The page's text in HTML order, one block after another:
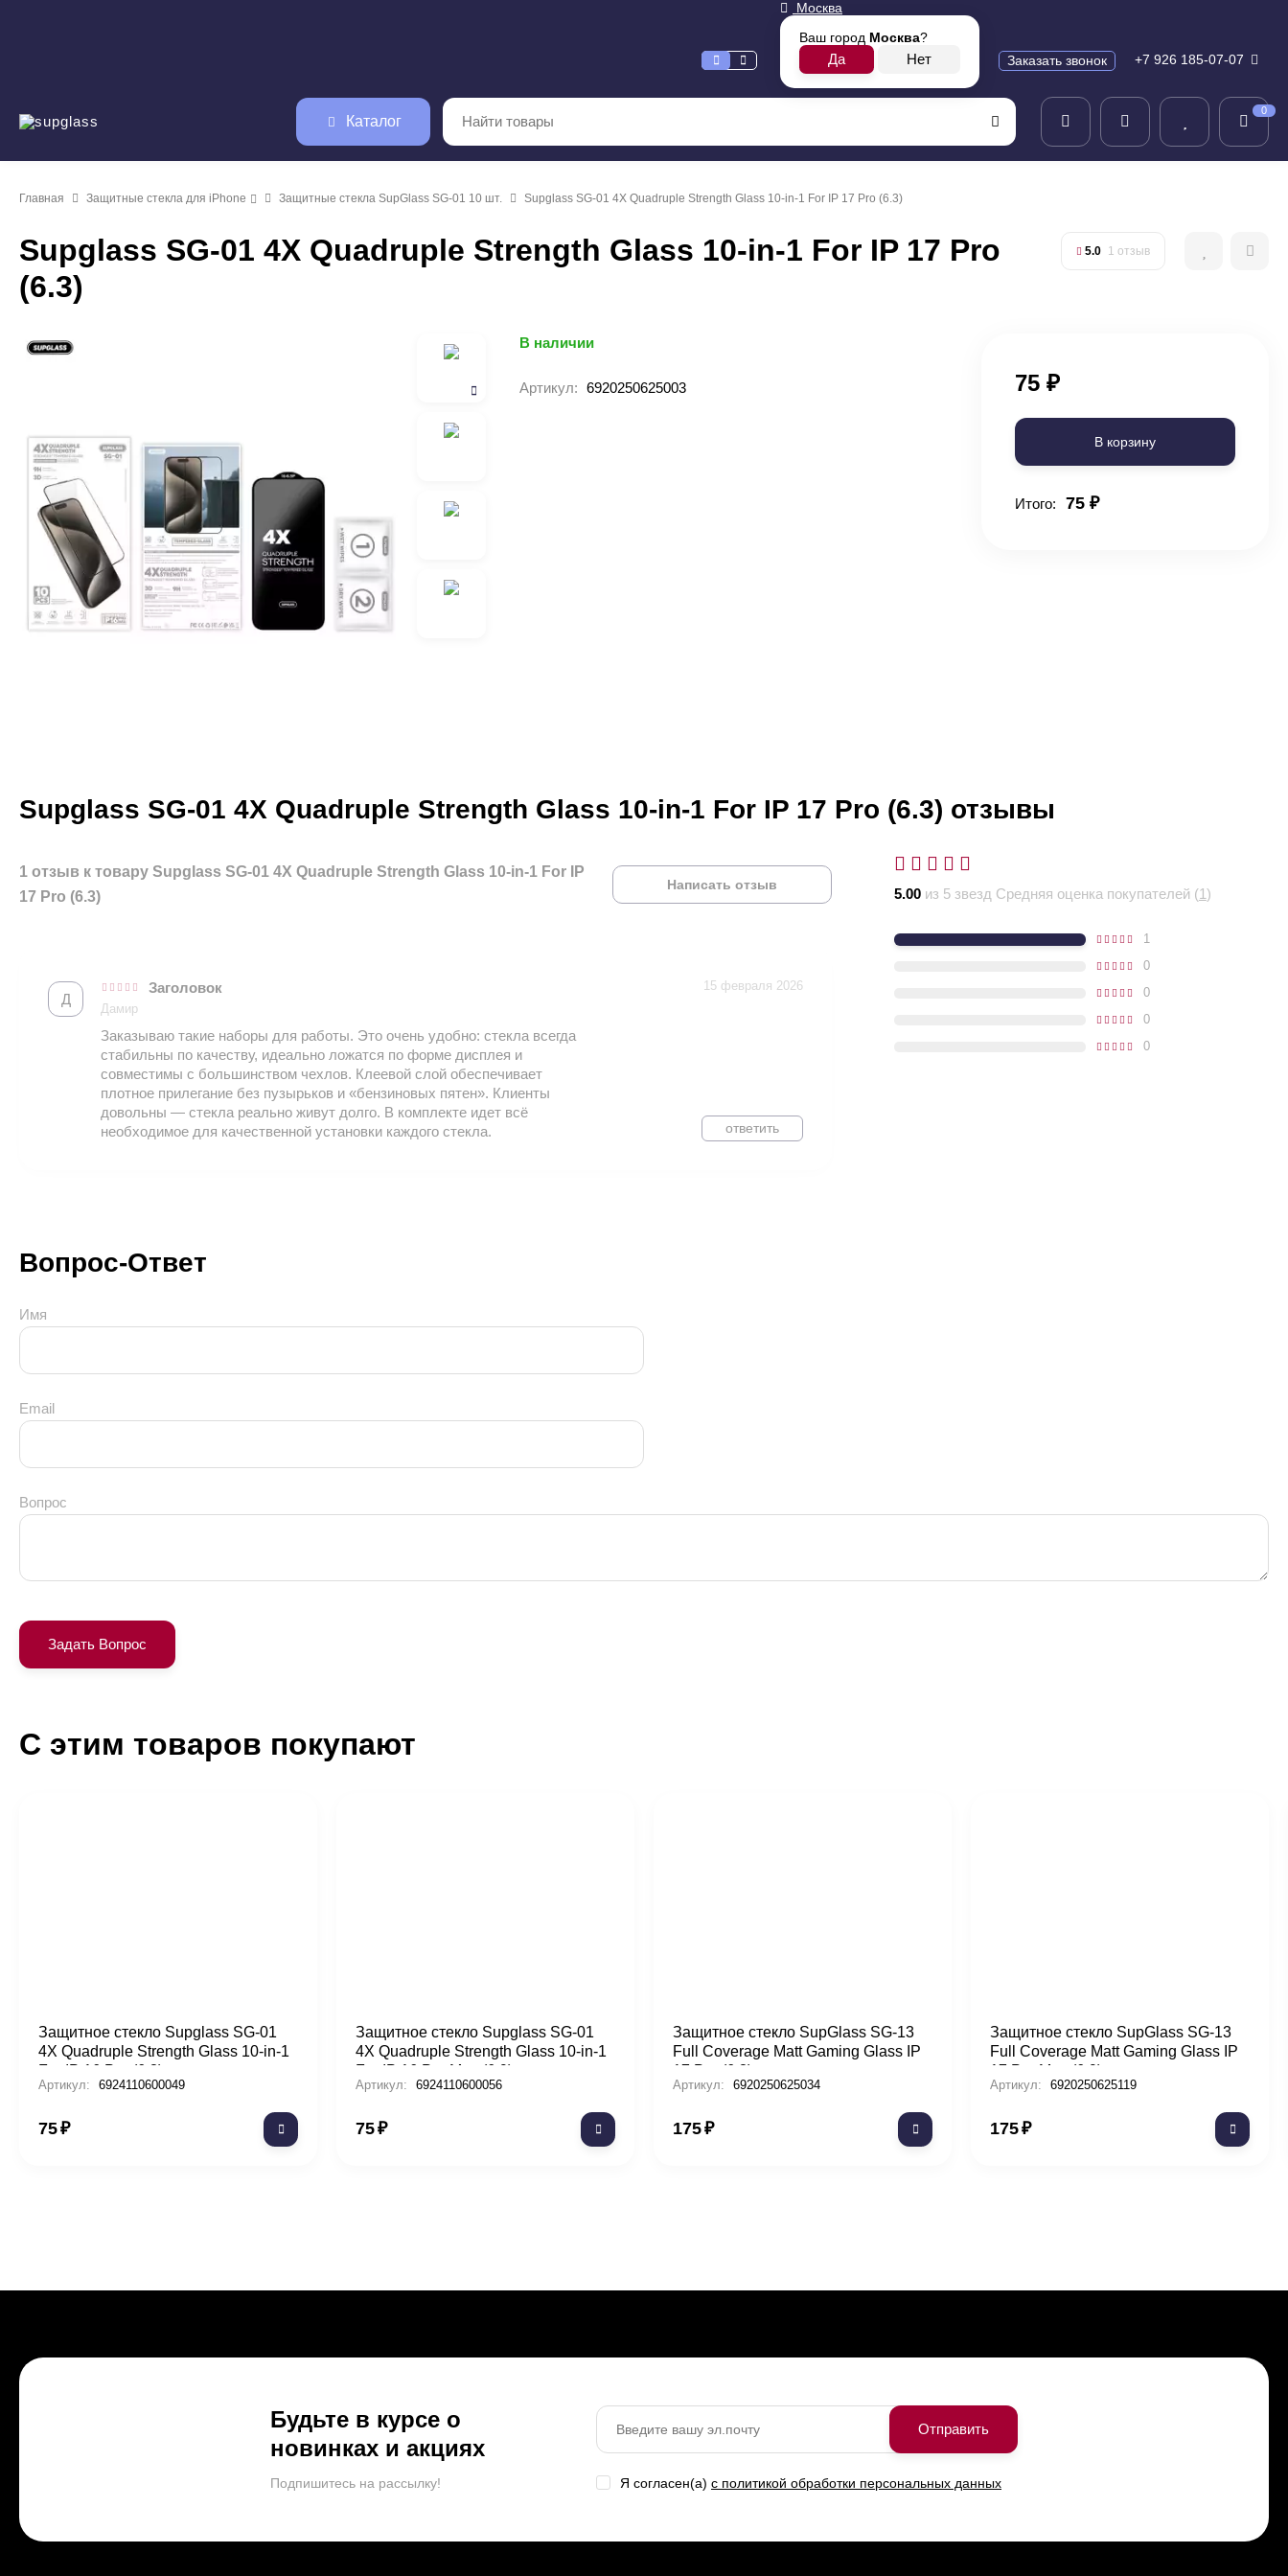
Москва
Ваш город Москва?
Заказать звонок
+7 926 185-07-07
Каталог
0
Главная Защитные стекла для iPhone Защитные стекла SupGlass SG-01 10 шт. Supglass SG-01 4X Quadruple Strength Glass 10-in-1 For IP 17 Pro (6.3)
Supglass SG-01 4X Quadruple Strength Glass 10-in-1 For IP 17 Pro
(6.3)
5.0 1 отзыв
В наличии
Артикул: 6920250625003 75 ₽
В корзину
Итого: 75 ₽
Supglass SG-01 4X Quadruple Strength Glass 10-in-1 For IP 17 Pro (6.3) отзывы
5.00из 5 звезд Средняя оценка покупателей (1)
1
0
0
0
0
1 отзыв к товару Supglass SG-01 4X Quadruple Strength Glass 10-in-1 For IP
17 Pro (6.3)
Написать отзыв
Д
Заголовок
Дамир
Заказываю такие наборы для работы. Это очень удобно: стекла всегда
стабильны по качеству, идеально ложатся по форме дисплея и
совместимы с большинством чехлов. Клеевой слой обеспечивает
плотное прилегание без пузырьков и «бензиновых пятен». Клиенты
довольны — стекла реально живут долго. В комплекте идет всё
необходимое для качественной установки каждого стекла.
15 февраля 2026
ответить
Вопрос-Ответ
Имя
Email
Вопрос
С этим товаров покупают
Защитное стекло Supglass SG-01
4X Quadruple Strength Glass 10-in-1
For IP 16 Pro (6.3)
Артикул: 6924110600049
75₽
Защитное стекло Supglass SG-01
4X Quadruple Strength Glass 10-in-1
For IP 16 Pro Max (6.9)
Артикул: 6924110600056
75₽
Защитное стекло SupGlass SG-13
Full Coverage Matt Gaming Glass IP
17 Pro (6.3)
Артикул: 6920250625034
175₽
Защитное стекло SupGlass SG-13
Full Coverage Matt Gaming Glass IP
17 Pro Max (6.9)
Артикул: 6920250625119
175₽
Будьте в курсе о
новинках и акциях
Подпишитесь на рассылкy!
Отправить
Я согласен(a) с политикой обработки персональных данных